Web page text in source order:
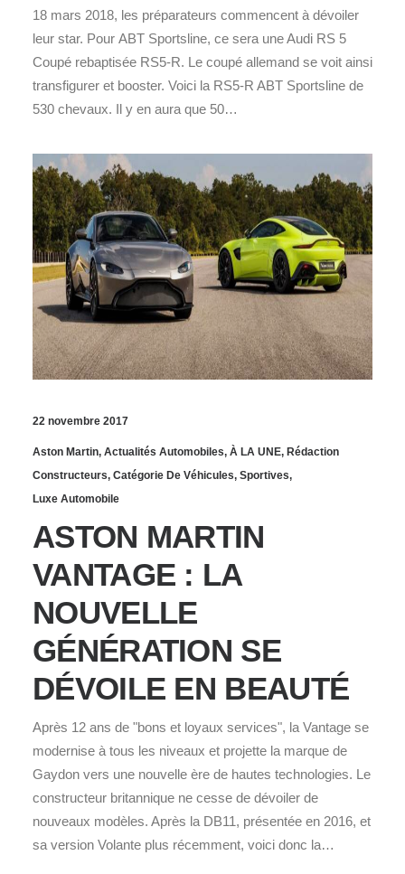
18 mars 2018, les préparateurs commencent à dévoiler
leur star. Pour ABT Sportsline, ce sera une Audi RS 5
Coupé rebaptisée RS5-R. Le coupé allemand se voit ainsi
transfigurer et booster. Voici la RS5-R ABT Sportsline de
530 chevaux. Il y en aura que 50…
22 novembre 2017
Aston Martin, Actualités Automobiles, À LA UNE, Rédaction
Constructeurs, Catégorie De Véhicules, Sportives,
Luxe Automobile
ASTON MARTIN
VANTAGE : LA
NOUVELLE
GÉNÉRATION SE
DÉVOILE EN BEAUTÉ
Après 12 ans de "bons et loyaux services", la Vantage se
modernise à tous les niveaux et projette la marque de
Gaydon vers une nouvelle ère de hautes technologies. Le
constructeur britannique ne cesse de dévoiler de
nouveaux modèles. Après la DB11, présentée en 2016, et
sa version Volante plus récemment, voici donc la…